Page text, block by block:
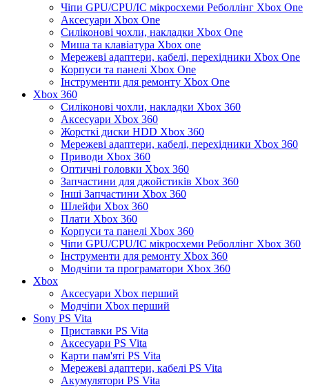
Чіпи GPU/CPU/IC мікросхеми Реболлінг Xbox One
Аксесуари Xbox One
Силіконові чохли, накладки Xbox One
Миша та клавіатура Xbox one
Мережеві адаптери, кабелі, перехідники Xbox One
Корпуси та панелі Xbox One
Інструменти для ремонту Xbox One
Xbox 360
Силіконові чохли, накладки Xbox 360
Аксесуари Xbox 360
Жорсткі диски HDD Xbox 360
Мережеві адаптери, кабелі, перехідники Xbox 360
Приводи Xbox 360
Оптичні головки Xbox 360
Запчастини для джойстиків Xbox 360
Інші Запчастини Xbox 360
Шлейфи Xbox 360
Плати Xbox 360
Корпуси та панелі Xbox 360
Чіпи GPU/CPU/IC мікросхеми Реболлінг Xbox 360
Інструменти для ремонту Xbox 360
Модчіпи та програматори Xbox 360
Xbox
Аксесуари Xbox перший
Модчіпи Xbox перший
Sony PS Vita
Приставки PS Vita
Аксесуари PS Vita
Карти пам'яті PS Vita
Мережеві адаптери, кабелі PS Vita
Акумулятори PS Vita